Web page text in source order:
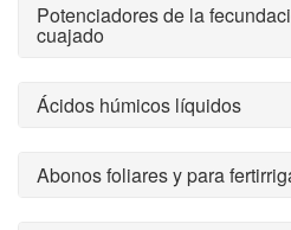
Potenciadores de la
cuajado
Ácidos húmicos líquidos
Abonos foliares y para